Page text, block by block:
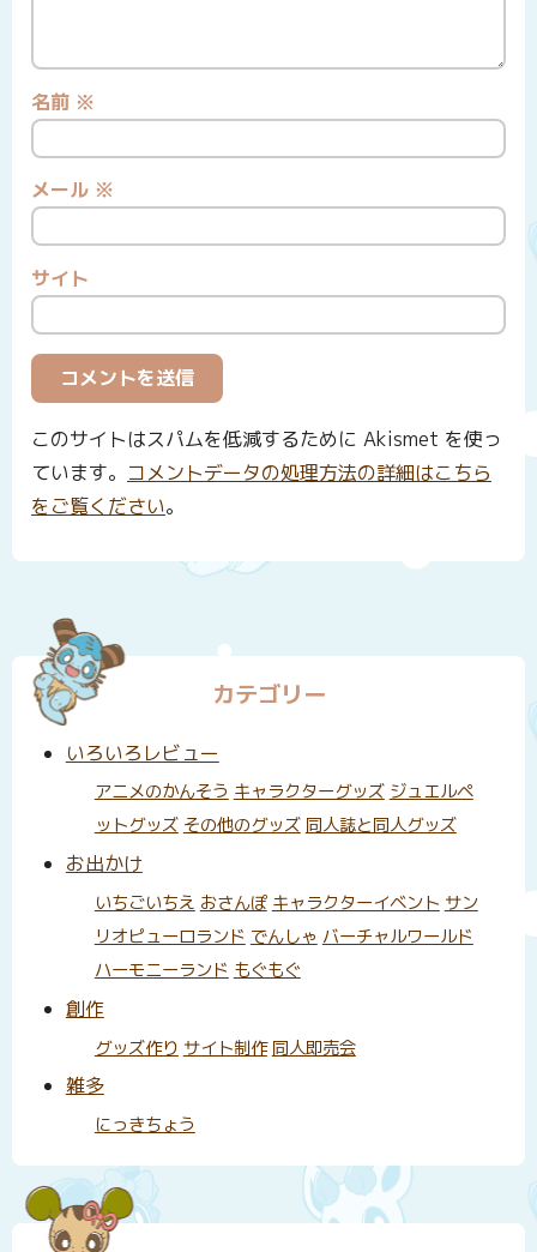
名前 ※
メール ※
サイト
このサイトはスパムを低減するために Akismet を使っ
ています。 コメントデータの処理方法の詳細はこちら
をご覧ください。
カテゴリー
いろいろレビュー
アニメのかんそう キャラクターグッズ ジュエルペ
ットグッズ その他のグッズ 同人誌と同人グッズ
お出かけ
いちごいちえ おさんぽ キャラクターイベント サン
リオピューロランド でんしゃ バーチャルワールド
ハーモニーランド もぐもぐ
創作
グッズ作り サイト制作 同人即売会
雑多
にっきちょう